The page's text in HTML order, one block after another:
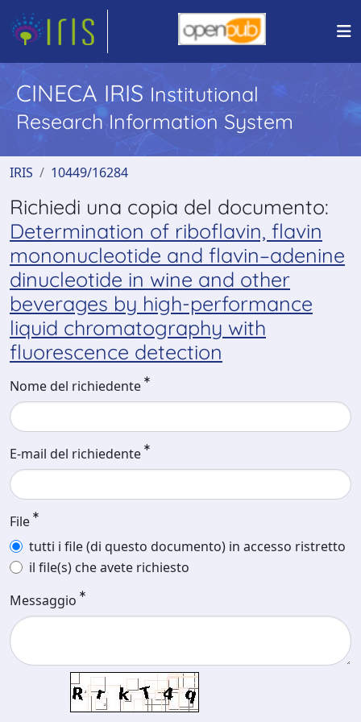
CINECA IRIS Institutional
Research Information System
IRIS 10449/16284
Richiedi una copia del documento:
Determination of riboflavin, flavin
mononucleotide and flavin–adenine
dinucleotide in wine and other
beverages by high-performance
liquid chromatography with
fluorescence detection
Nome del richiedente
E-mail del richiedente
File
tutti i file (di questo documento) in accesso ristretto
il file(s) che avete richiesto
Messaggio